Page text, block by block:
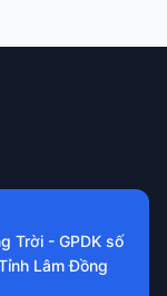
Trời - GPDK số
Lâm Đồng